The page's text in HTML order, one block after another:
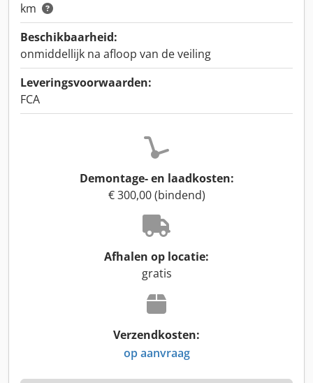
km
Beschikbaarheid:
onmiddellijk na afloop van de veiling
Leveringsvoorwaarden:
FCA
Demontage- en laadkosten:
€ 300,00 (bindend)
Afhalen op locatie:
gratis
Verzendkosten:
op aanvraag